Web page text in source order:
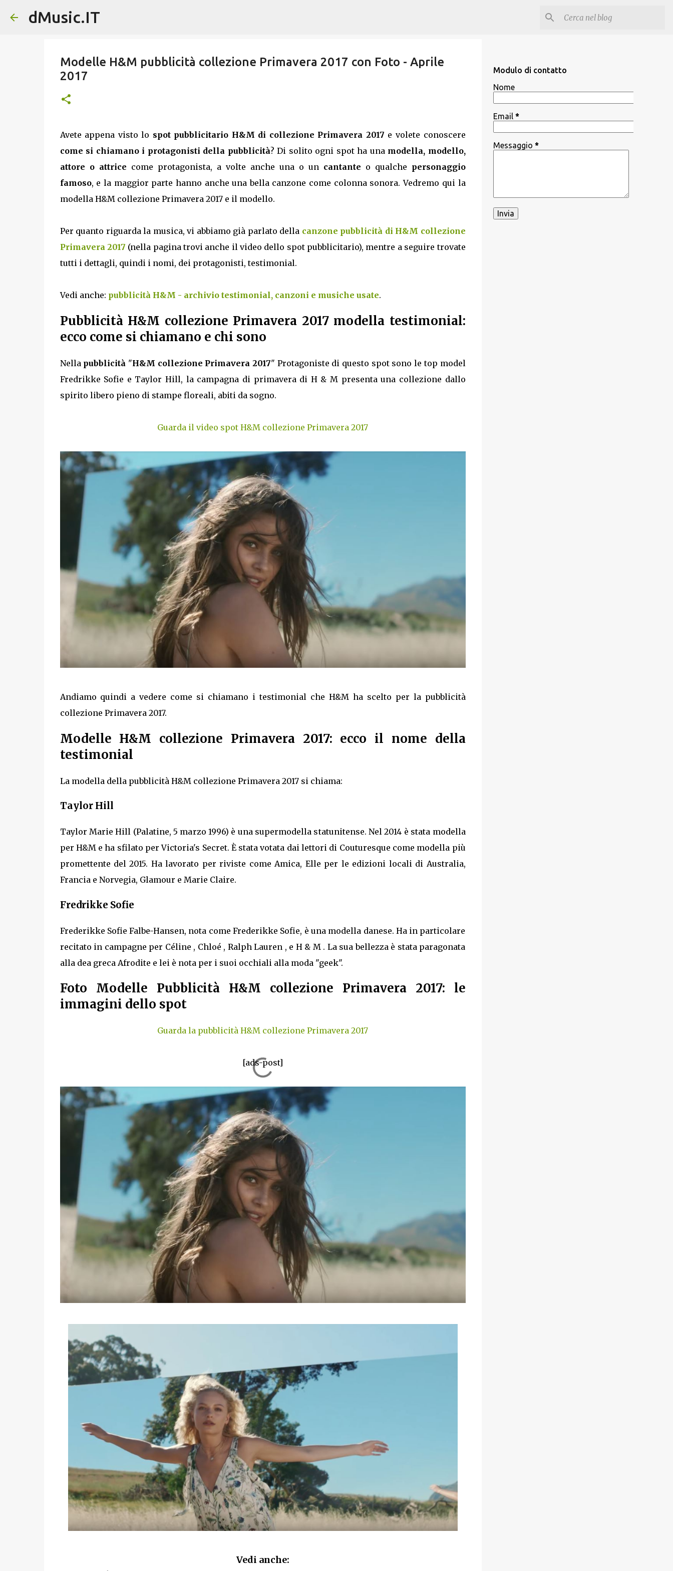
dMusic.IT
Modelle H&M pubblicità collezione Primavera 2017 con Foto - Aprile
2017
Avete appena visto lo spot pubblicitario H&M di collezione Primavera 2017 e volete conoscere
come si chiamano i protagonisti della pubblicità? Di solito ogni spot ha una modella, modello,
attore o attrice come protagonista, a volte anche una o un cantante o qualche personaggio
famoso, e la maggior parte hanno anche una bella canzone come colonna sonora. Vedremo qui la
modella H&M collezione Primavera 2017 e il modello.
Per quanto riguarda la musica, vi abbiamo già parlato della canzone pubblicità di H&M collezione
Primavera 2017 (nella pagina trovi anche il video dello spot pubblicitario), mentre a seguire trovate
tutti i dettagli, quindi i nomi, dei protagonisti, testimonial.
Vedi anche: pubblicità H&M - archivio testimonial, canzoni e musiche usate.
Pubblicità H&M collezione Primavera 2017 modella testimonial:
ecco come si chiamano e chi sono
Nella pubblicità "H&M collezione Primavera 2017" Protagoniste di questo spot sono le top model
Fredrikke Sofie e Taylor Hill, la campagna di primavera di H & M presenta una collezione dallo
spirito libero pieno di stampe floreali, abiti da sogno.
Guarda il video spot H&M collezione Primavera 2017
Andiamo quindi a vedere come si chiamano i testimonial che H&M ha scelto per la pubblicità
collezione Primavera 2017.
Modelle H&M collezione Primavera 2017: ecco il nome della
testimonial
La modella della pubblicità H&M collezione Primavera 2017 si chiama:
Taylor Hill
Taylor Marie Hill (Palatine, 5 marzo 1996) è una supermodella statunitense. Nel 2014 è stata modella
per H&M e ha sfilato per Victoria's Secret. È stata votata dai lettori di Couturesque come modella più
promettente del 2015. Ha lavorato per riviste come Amica, Elle per le edizioni locali di Australia,
Francia e Norvegia, Glamour e Marie Claire.
Fredrikke Sofie
Frederikke Sofie Falbe-Hansen, nota come Frederikke Sofie, è una modella danese. Ha in particolare
recitato in campagne per Céline , Chloé , Ralph Lauren , e H & M . La sua bellezza è stata paragonata
alla dea greca Afrodite e lei è nota per i suoi occhiali alla moda "geek".
Foto Modelle Pubblicità H&M collezione Primavera 2017: le
immagini dello spot
Guarda la pubblicità H&M collezione Primavera 2017
[ads-post]
Vedi anche:
Modulo di contatto
Nome
Email *
Messaggio *